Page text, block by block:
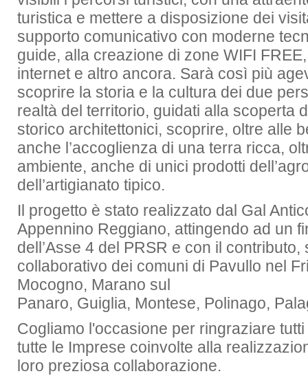
turistica e mettere a disposizione dei
supporto comunicativo con moderne
guide, alla creazione di zone WIFI
internet e altro ancora. Sarà così più
scoprire la storia e la cultura dei due
realtà del territorio, guidati alla scoperta
storico architettonici, scoprire, oltre alle
anche l’accoglienza di una terra ricca,
ambiente, anche di unici prodotti
dell’artigianato tipico.
Il progetto è stato realizzato dal Gal
Appennino Reggiano, attingendo ad un
dell’Asse 4 del PRSR e con il
collaborativo dei comuni di Pavullo nel
Mocogno, Marano sul
Panaro, Guiglia, Montese, Polinago,
Cogliamo l'occasione per ringraziare
tutte le Imprese coinvolte alla
loro preziosa collaborazione.